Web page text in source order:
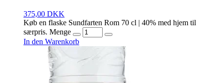
375,00 DKK
Køb en flaske Sundfarten Rom 70 cl | 40% med hjem til
særpris. Menge
In den Warenkorb